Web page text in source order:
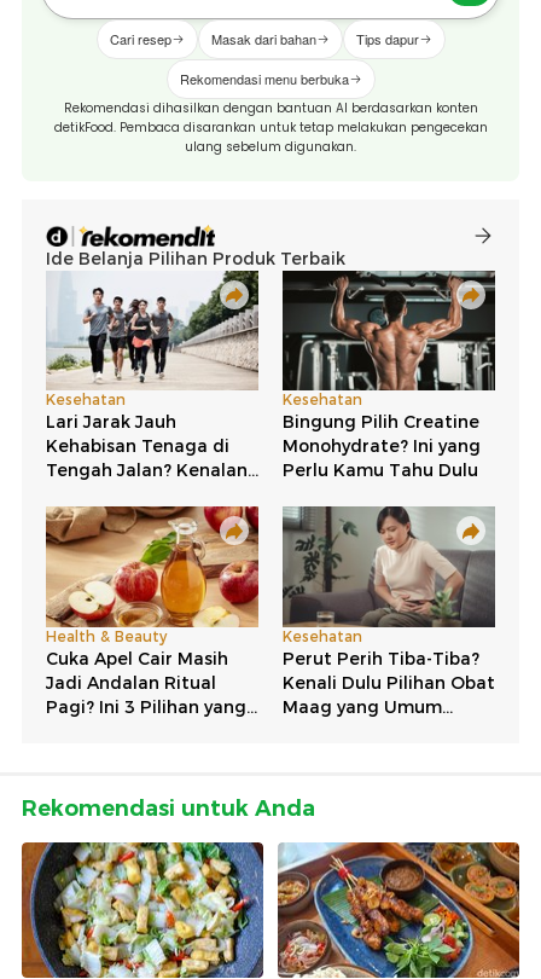
Cari resep Masak dari bahan Tips dapur
Rekomendasi menu berbuka
Rekomendasi dihasilkan dengan bantuan AI berdasarkan konten
detikFood. Pembaca disarankan untuk tetap melakukan pengecekan
ulang sebelum digunakan.
Rekomendasi untuk Anda